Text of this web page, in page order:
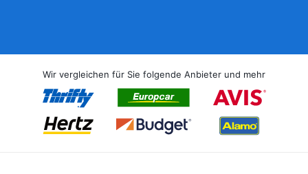
Wir vergleichen für Sie folgende Anbieter und mehr